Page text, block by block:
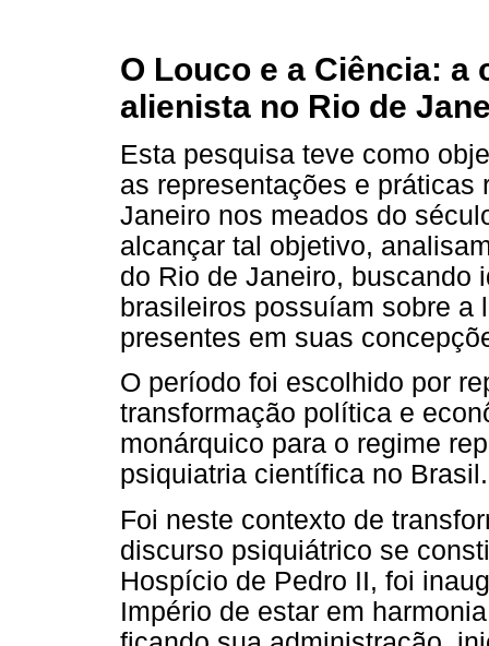
O Louco e a Ciência:
alienista no Rio de
Esta pesquisa teve como
as representações e
Janeiro nos meados do
alcançar tal objetivo,
do Rio de Janeiro, buscando
brasileiros possuíam sobre a
presentes em suas
O período foi escolhido por
transformação política e
monárquico para o regime
psiquiatria científica no Brasil.
Foi neste contexto de
discurso psiquiátrico se
Hospício de Pedro II, foi
Império de estar em